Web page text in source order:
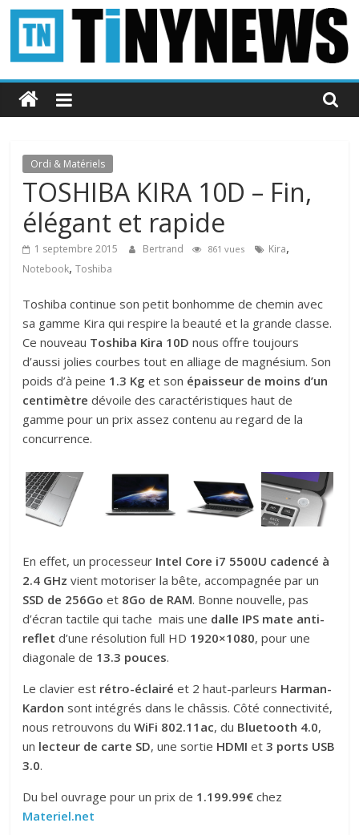
Passer
contenu
Tinynews
Le
belge
connecté
Ordi & Matériels
TOSHIBA KIRA 10D – Fin,
élégant et rapide
1 septembre 2015 Bertrand 861 vues Kira,
Notebook,Toshiba
Toshiba continue son petit bonhomme de chemin avec
sa gamme Kira qui respire la beauté et la grande classe.
Ce nouveau Toshiba Kira 10D nous offre toujours
d’aussi jolies courbes tout en alliage de magnésium. Son
poids d’à peine 1.3 Kg et son épaisseur de moins d’un
centimètre dévoile des caractéristiques haut de
gamme pour un prix assez contenu au regard de la
concurrence.
En effet, un processeur Intel Core i7 5500U cadencé à
2.4 GHz vient motoriser la bête, accompagnée par un
SSD de 256Go et 8Go de RAM. Bonne nouvelle, pas
d’écran tactile qui tache mais une dalle IPS mate anti-
reflet d’une résolution full HD 1920×1080, pour une
diagonale de 13.3 pouces.
Le clavier est rétro-éclairé et 2 haut-parleurs Harman-
Kardon sont intégrés dans le châssis. Côté connectivité,
nous retrouvons duWiFi 802.11ac, du Bluetooth 4.0,
un lecteur de carte SD, une sortie HDMI et3 ports USB
3.0.
Du bel ouvrage pour un prix de 1.199.99€ chez
Materiel.net